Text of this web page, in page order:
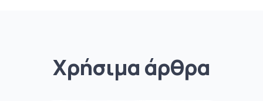
Χρήσιμα άρθρα